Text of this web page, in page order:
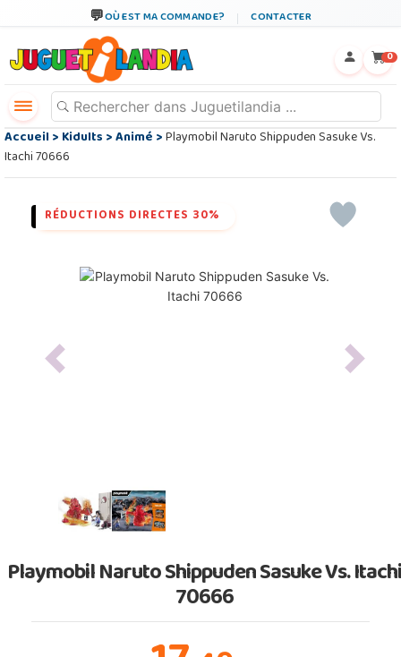
OÙ EST MA COMMANDE? CONTACTER
0
Accueil>Kidults>Animé>Playmobil Naruto Shippuden Sasuke Vs.
Itachi 70666
RÉDUCTIONS DIRECTES 30%
Previous Next
Playmobil Naruto Shippuden Sasuke Vs. Itachi
70666